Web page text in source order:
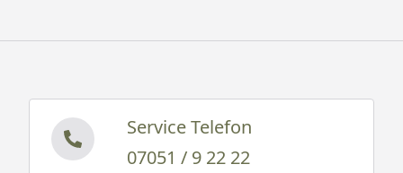
Service Telefon
07051 / 9 22 22